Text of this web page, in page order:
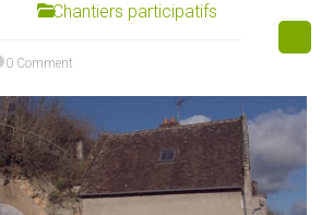
Chantiers participatifs
0 Comment